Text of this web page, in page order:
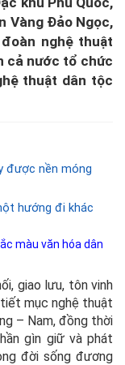
Vàng Đảo Ngọc,
nghệ thuật
cả nước tổ chức
thuật dân tộc
được nền móng
hướng đi khác
màu văn hóa dân
giao lưu, tôn vinh
mục nghệ thuật
– Nam, đồng thời
gìn giữ và phát
đời sống đương